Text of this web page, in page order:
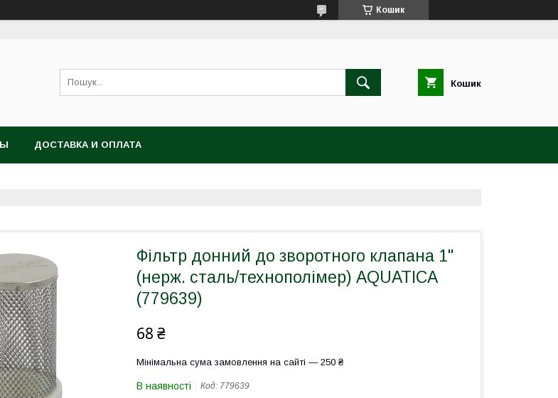
Кошик
Кошик
ДОСТАВКА И ОПЛАТА
Фільтр донний до зворотного клапана 1"
(нерж. сталь/технополімер) AQUATICA
(779639)
68 ₴
Мінімальна сума замовлення на сайті — 250 ₴
В наявності Код: 779639